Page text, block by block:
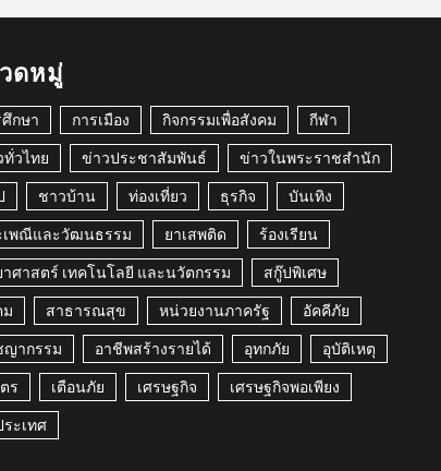
ดหมู่
ศึกษา การเมือง กิจกรรมเพื่อสังคม กีฬา
วไทย ข่าวประชาสัมพันธ์ ข่าวในพระราชสำนัก
ชาวบ้าน ท่องเที่ยว ธุรกิจ บันเทิง
เพณีและวัฒนธรรม ยาเสพติด ร้องเรียน
ศาสตร์ เทคโนโลยี และนวัตกรรม สกู๊ปพิเศษ
ม สาธารณสุข หน่วยงานภาครัฐ อัคคีภัย
ญากรรม อาชีพสร้างรายได้ อุทกภัย อุบัติเหตุ
ร เตือนภัย เศรษฐกิจ เศรษฐกิจพอเพียง
ะเทศ